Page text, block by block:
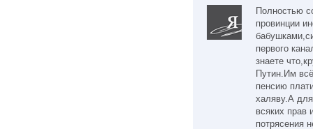
Полностью
провинции
первого
знаете
Путин.Им
пенсию
халяву.А
всяких прав
потрясения